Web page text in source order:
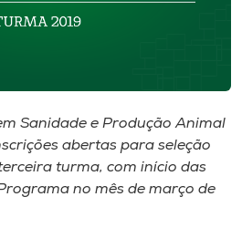
Sanidade e Produção Animal
abertas para seleção
turma, com início das
no mês de março de